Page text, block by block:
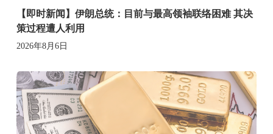
【即时新闻】伊朗总统：目前与最高领袖联络困难 其决
策过程遭人利用
2026年8月6日